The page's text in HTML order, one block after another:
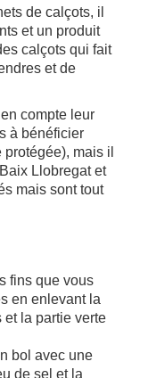
de calçots, il
et un produit
calçots qui fait
et de
compte leur
à bénéficier
mais il
Llobregat et
mais sont tout
fins que vous
en enlevant la
la partie verte
bol avec une
de sel et la